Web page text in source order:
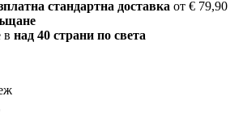
стандартна доставка от € 79,90
в над 40 страни по света